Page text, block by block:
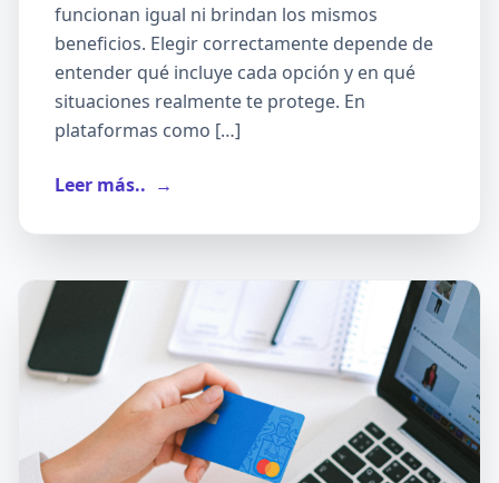
funcionan igual ni brindan los mismos
beneficios. Elegir correctamente depende de
entender qué incluye cada opción y en qué
situaciones realmente te protege. En
plataformas como […]
Leer más.. →